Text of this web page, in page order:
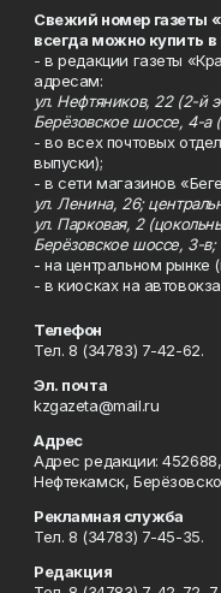
Свежий номер газеты
всегда можно купить
- в редакции газеты
адресам:
ул. Нефтяников, 22 (2-й
Берёзовское шоссе, 4-а
- во всех почтовых
выпуски);
- в сети магазинов
ул. Ленина, 26;
ул. Парковая, 2
Берёзовское шоссе, 3-в;
- на центральном рынке
- в киосках на
Телефон
Тел. 8 (34783) 7-42-62.
Эл. почта
kzgazeta@mail.ru
Адрес
Адрес редакции:
Нефтекамск,
Рекламная служба
Тел. 8 (34783) 7-45-35.
Редакция